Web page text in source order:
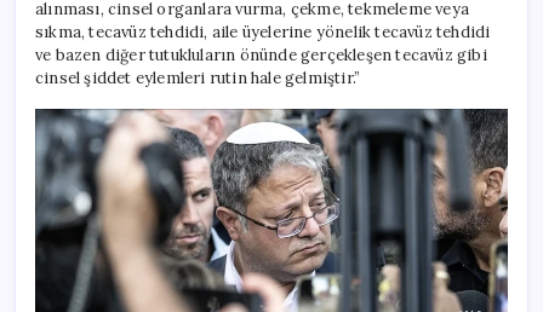
alınması, cinsel organlara vurma, çekme, tekmeleme veya
sıkma, tecavüz tehdidi, aile üyelerine yönelik tecavüz tehdidi
ve bazen diğer tutukluların önünde gerçekleşen tecavüz gibi
cinsel şiddet eylemleri rutin hale gelmiştir.”